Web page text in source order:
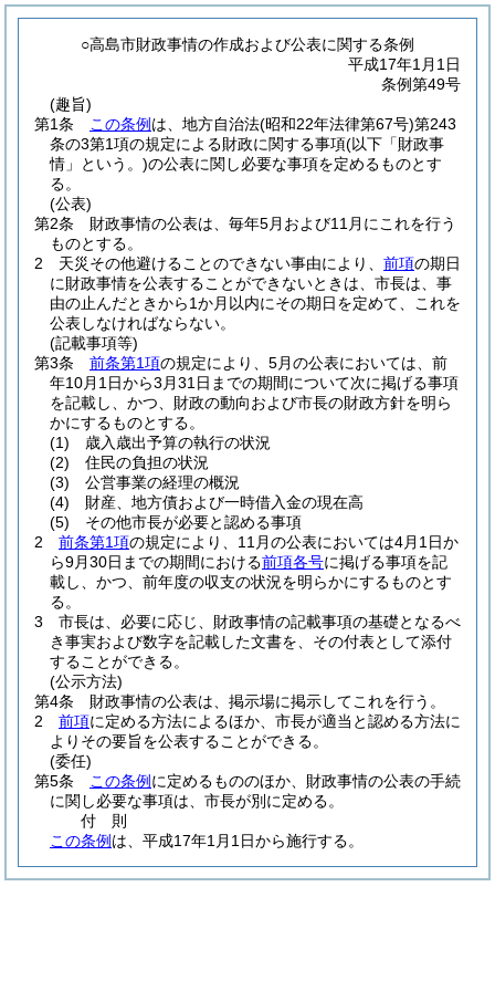
○高島市財政事情の作成および公表に関する条例
平成17年1月1日
条例第49号
(趣旨)
第1条
この条例 は、地方自治法(昭和22年法律第67号)第243
条の3第1項の規定による財政に関する事項(以下「財政事
情」という。)の公表に関し必要な事項を定めるものとす
る。
(公表)
第2条
財政事情の公表は、毎年5月および11月にこれを行う
ものとする。
2
天災その他避けることのできない事由により、 前項の期日
に財政事情を公表することができないときは、市長は、事
由の止んだときから1か月以内にその期日を定めて、これを
公表しなければならない。
(記載事項等)
第3条
前条第1項の規定により、5月の公表においては、前
年10月1日から3月31日までの期間について次に掲げる事項
を記載し、かつ、財政の動向および市長の財政方針を明ら
かにするものとする。
(1)
歳入歳出予算の執行の状況
(2)
住民の負担の状況
(3)
公営事業の経理の概況
(4)
財産、地方債および一時借入金の現在高
(5)
その他市長が必要と認める事項
2
前条第1項の規定により、11月の公表においては4月1日か
ら9月30日までの期間における前項各号に掲げる事項を記
載し、かつ、前年度の収支の状況を明らかにするものとす
る。
3
市長は、必要に応じ、財政事情の記載事項の基礎となるべ
き事実および数字を記載した文書を、その付表として添付
することができる。
(公示方法)
第4条
財政事情の公表は、掲示場に掲示してこれを行う。
2
前項に定める方法によるほか、市長が適当と認める方法に
よりその要旨を公表することができる。
(委任)
第5条
この条例 に定めるもののほか、財政事情の公表の手続
に関し必要な事項は、市長が別に定める。
付 則
この条例 は、平成17年1月1日から施行する。